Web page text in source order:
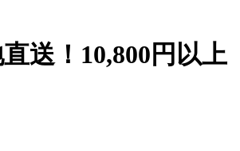
送！10,800円以上